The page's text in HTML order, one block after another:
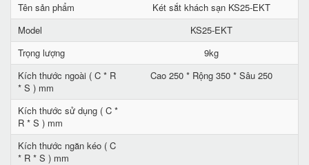
Tên sản phẩm
Két sắt khách sạn KS25-EKT
Model
KS25-EKT
Trọng lượng
9kg
Kích thước ngoài ( C * R
* S ) mm
Cao 250 * Rộng 350 * Sâu 250
Kích thước sử dụng ( C *
R * S ) mm
Kích thước ngăn kéo ( C
* R * S ) mm